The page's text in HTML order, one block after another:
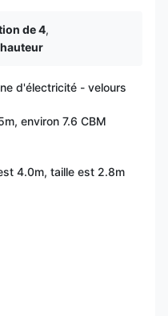
de 4,
d'électricité - velours
environ 7.6 CBM
4.0m, taille est 2.8m